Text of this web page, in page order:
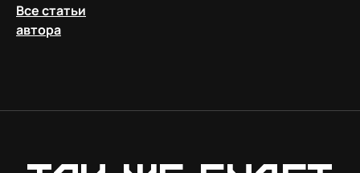
Все статьи
автора